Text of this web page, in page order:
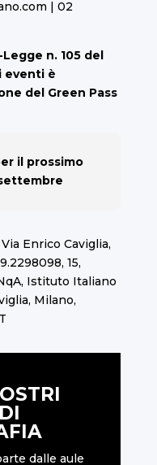
| 02
n. 105 del
eventi è
del Green Pass
il prossimo
Enrico Caviglia,
15,
Istituto Italiano
Milano,
dalle aule